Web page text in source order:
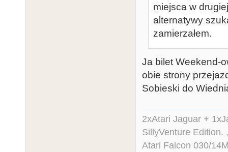
miejsca w
alternatywy
zamierzałem.
Ja bilet Weekend-
obie strony
Sobieski do
2xAtari Jaguar +
SillyVenture Edition.
Atari Falcon 030/